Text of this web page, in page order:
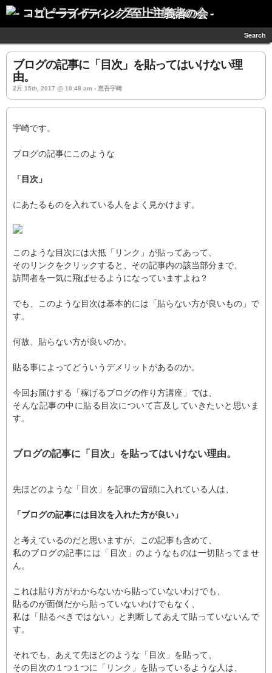
- コピーライティング至上主義者の会 -
Search
ブログの記事に「目次」を貼ってはいけない理
由。
2月 15th, 2017 @ 10:48 am › 恵吾宇崎
宇崎です。
ブログの記事にこのような
「目次」
にあたるものを入れている人をよく見かけます。
このような目次には大抵「リンク」が貼ってあって、
そのリンクをクリックすると、その記事内の該当部分まで、
訪問者を一気に飛ばせるようになっていますよね？
でも、このような目次は基本的には「貼らない方が良いもの」で
す。
何故、貼らない方が良いのか。
貼る事によってどういうデメリットがあるのか。
今回お届けする「稼げるブログの作り方講座」では、
そんな記事の中に貼る目次について言及していきたいと思いま
す。
ブログの記事に「目次」を貼ってはいけない理由。
先ほどのような「目次」を記事の冒頭に入れている人は、
「ブログの記事には目次を入れた方が良い」
と考えているのだと思いますが、この記事も含めて、
私のブログの記事には「目次」のようなものは一切貼ってませ
ん。
これは貼り方がわからないから貼っていないわけでも、
貼るのが面倒だから貼っていないわけでもなく、
私は「貼るべきではない」と判断してあえて貼っていないんで
す。
それでも、あえて先ほどのような「目次」を貼って、
その目次の１つ１つに「リンク」を貼っているような人は、